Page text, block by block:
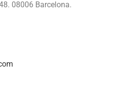
08006 Barcelona.